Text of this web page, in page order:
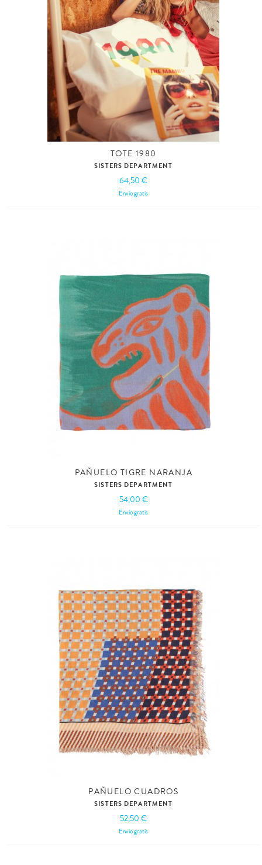
TOTE 1980
SISTERS DEPARTMENT
64,50 €
Envío gratis
PAÑUELO TIGRE NARANJA
SISTERS DEPARTMENT
54,00 €
Envío gratis
PAÑUELO CUADROS
SISTERS DEPARTMENT
52,50 €
Envío gratis